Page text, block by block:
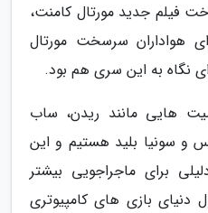
فیلم جدید مورتال کامنت،
هواداران سرسخت مورتال
نگاه به این سری هم بود.
هایی مانند ریدن، ساب
و سونیا بلید هستیم و این
برای ماجراجویی بیشتر
دنیای بازی های کامپیوتری